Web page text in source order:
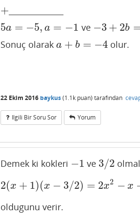
+
+
5a = −5, a = −1
5a= −5 a=−1 ve −3 + 2b
−3+ 2b =−9 ,b
Sonuç olarak a + b = −4
a+b=− 4 olur.
22 Ekim 2016 baykus(1.1k puan) tarafından
Ilgili Bir Soru Sor Yorum
Demek ki kokleri −1
−1 ve 3/2
3/2
2(x + 1)(x − 3/2) = 2x2 − x
2(x+1 )(x −3/2) =2x 2−x− 3
oldugunu verir.